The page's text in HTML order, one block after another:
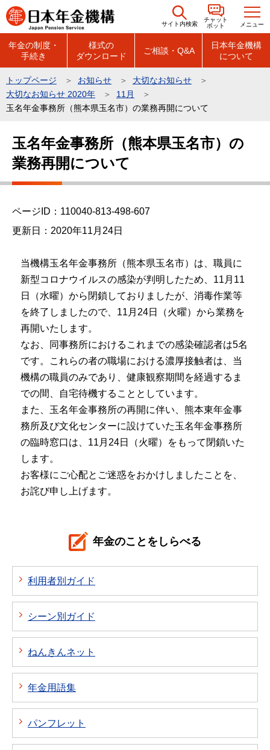
こ
の
先
サイト内検索
チャット
ボット
メニュー
年金の制度・
手続き
様式の
ダウンロード
ご相談・Q&A
日本年金機構
について
トップページ お知らせ
大切なお知らせ
大切なお知らせ 2020年
11月
玉名年金事務所（熊本県玉名市）の業務再開について
玉名年金事務所（熊本県玉名市）の
業務再開について
ページID：110040-813-498-607
更新日：2020年11月24日
当機構玉名年金事務所（熊本県玉名市）は、職員に
新型コロナウイルスの感染が判明したため、11月11
日（水曜）から閉鎖しておりましたが、消毒作業等
を終了しましたので、11月24日（火曜）から業務を
再開いたします。
なお、同事務所におけるこれまでの感染確認者は5名
です。これらの者の職場における濃厚接触者は、当
機構の職員のみであり、健康観察期間を経過するま
での間、自宅待機することとしています。
また、玉名年金事務所の再開に伴い、熊本東年金事
務所及び文化センターに設けていた玉名年金事務所
の臨時窓口は、11月24日（火曜）をもって閉鎖いた
します。
お客様にご心配とご迷惑をおかけしましたことを、
お詫び申し上げます。
年金のことをしらべる
利用者別ガイド
シーン別ガイド
ねんきんネット
年金用語集
パンフレット